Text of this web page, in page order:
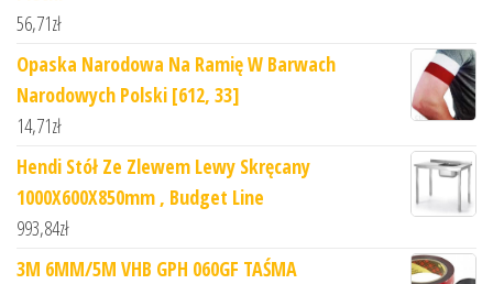
56,71zł
Opaska Narodowa Na Ramię W Barwach
Narodowych Polski [612, 33]
14,71zł
Hendi Stół Ze Zlewem Lewy Skręcany
1000X600X850mm , Budget Line
993,84zł
3M 6MM/5M VHB GPH 060GF TAŚMA